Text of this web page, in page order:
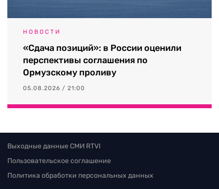
НОВОСТИ
«Сдача позиций»: в России оценили
перспективы соглашения по
Ормузскому проливу
05.08.2026 / 21:00
Выходные данные СМИ RTVI
Пользовательское соглашение
Политика обработки персональных данных